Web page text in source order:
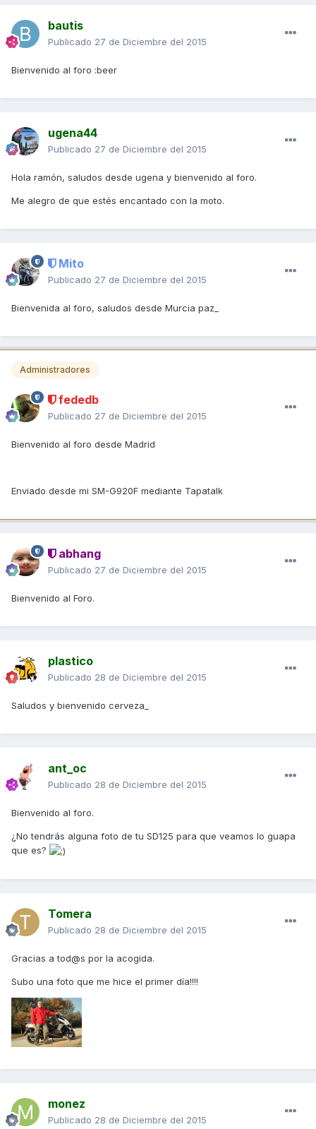
bautis
Publicado 27 de Diciembre del 2015
Bienvenido al foro :beer
ugena44
Publicado 27 de Diciembre del 2015
Hola ramón, saludos desde ugena y bienvenido al foro.
Me alegro de que estés encantado con la moto.
Mito
Publicado 27 de Diciembre del 2015
Bienvenida al foro, saludos desde Murcia paz_
Administradores
fededb
Publicado 27 de Diciembre del 2015
Bienvenido al foro desde Madrid
Enviado desde mi SM-G920F mediante Tapatalk
abhang
Publicado 27 de Diciembre del 2015
Bienvenido al Foro.
plastico
Publicado 28 de Diciembre del 2015
Saludos y bienvenido cerveza_
ant_oc
Publicado 28 de Diciembre del 2015
Bienvenido al foro.
¿No tendrás alguna foto de tu SD125 para que veamos lo guapa
que es?
Tomera
Publicado 28 de Diciembre del 2015
Gracias a tod@s por la acogida.
Subo una foto que me hice el primer día!!!!
monez
Publicado 28 de Diciembre del 2015